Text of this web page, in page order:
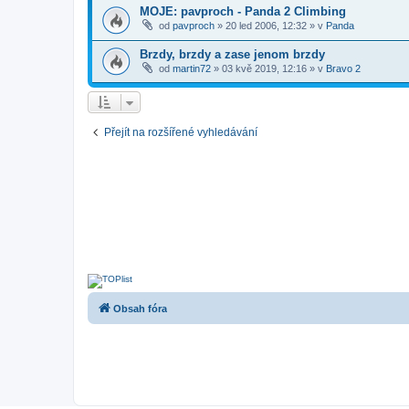
MOJE: pavproch - Panda 2 Climbing
od pavproch » 20 led 2006, 12:32 » v Panda
Brzdy, brzdy a zase jenom brzdy
od martin72 » 03 kvě 2019, 12:16 » v Bravo 2
Přejít na rozšířené vyhledávání
Obsah fóra